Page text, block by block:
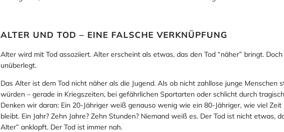
ALTER UND TOD – EINE FALSCHE VERKNÜPFUNG
Alter wird mit Tod assoziiert. Alter erscheint als etwas, das den Tod “näher” bringt.
unüberlegt.
Das Alter ist dem Tod nicht näher als die Jugend. Als ob nicht zahllose junge Menschen
würden – gerade in Kriegszeiten, bei gefährlichen Sportarten oder schlicht durch
Denken wir daran: Ein 20-Jähriger weiß genauso wenig wie ein 80-Jähriger, wie viel Zeit
bleibt. Ein Jahr? Zehn Jahre? Zehn Stunden? Niemand weiß es. Der Tod ist nicht etwas,
Alter” anklopft. Der Tod ist immer nah.